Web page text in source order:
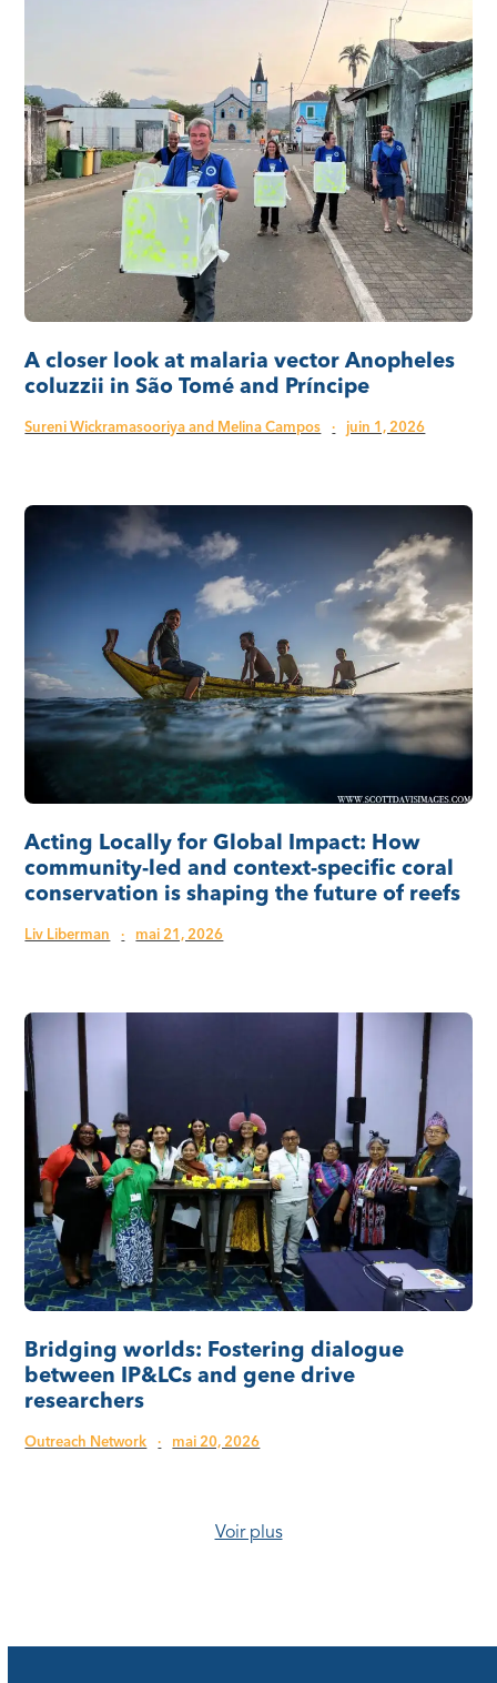
A closer look at malaria vector Anopheles
coluzzii in São Tomé and Príncipe
Sureni Wickramasooriya and Melina Campos · juin 1, 2026
Acting Locally for Global Impact: How
community-led and context-specific coral
conservation is shaping the future of reefs
Liv Liberman · mai 21, 2026
Bridging worlds: Fostering dialogue
between IP&LCs and gene drive
researchers
Outreach Network · mai 20, 2026
Voir plus